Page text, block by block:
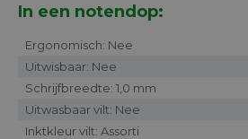
In een notendop:
Ergonomisch: Nee
Uitwisbaar: Nee
Schrijfbreedte: 1,0 mm
Uitwasbaar vilt: Nee
Inktkleur vilt: Assorti